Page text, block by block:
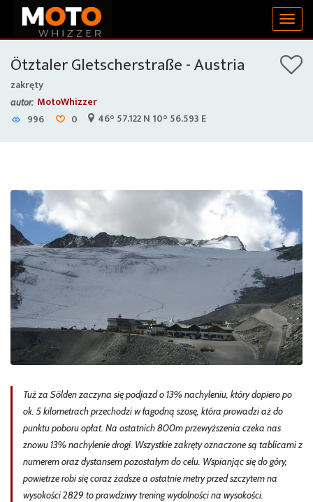
Ötztaler Gletscherstraße - Austria
zakręty
autor: MotoWhizzer
996
0 46° 57.122 N 10° 56.593 E
Tuż za Sölden zaczyna się podjazd o 13% nachyleniu, który dopiero po
ok. 5 kilometrach przechodzi w łagodną szosę, która prowadzi aż do
punktu poboru opłat. Na ostatnich 800m przewyższenia czeka nas
znowu 13% nachylenie drogi. Wszystkie zakręty oznaczone są tablicami z
numerem oraz dystansem pozostałym do celu. Wspianjąc się do góry,
powietrze robi się coraz żadsze a ostatnie metry przed szczytem na
wysokości 2829 to prawdziwy trening wydolności na wysokości.